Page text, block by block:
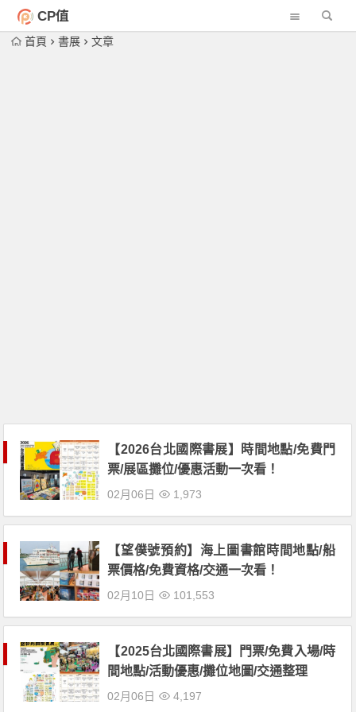
CP值
首頁 書展 文章
【2026台北國際書展】時間地點/免費門
票/展區攤位/優惠活動一次看！
02月06日 1,973
【望僕號預約】海上圖書館時間地點/船
票價格/免費資格/交通一次看！
02月10日 101,553
【2025台北國際書展】門票/免費入場/時
間地點/活動優惠/攤位地圖/交通整理
02月06日 4,197